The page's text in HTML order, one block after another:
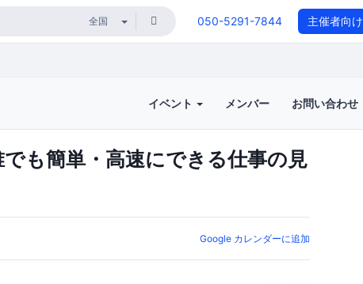
050-5291-7844 主催者向け
イベント メンバー お問い合わせ
も簡単・高速にできる仕事の見
Google カレンダーに追加